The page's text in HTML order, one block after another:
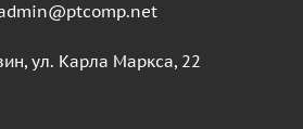
ул. Карла Маркса, 22